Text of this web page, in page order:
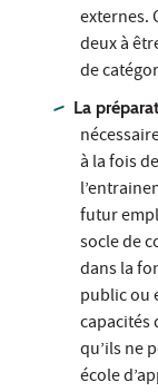
externes.
deux à
de
La
à la fois
futur
socle de
dans la
public ou
capacités
qu’ils ne
école